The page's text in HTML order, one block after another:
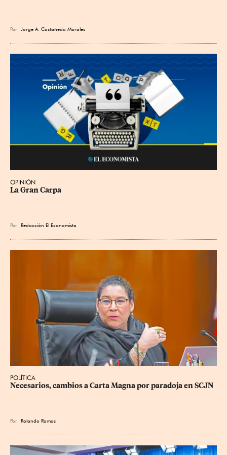
Por Jorge A. Castañeda Morales
OPINIÓN
La Gran Carpa
Por Redacción El Economista
POLÍTICA
Necesarios, cambios a Carta Magna por paradoja en SCJN
Por Rolando Ramos